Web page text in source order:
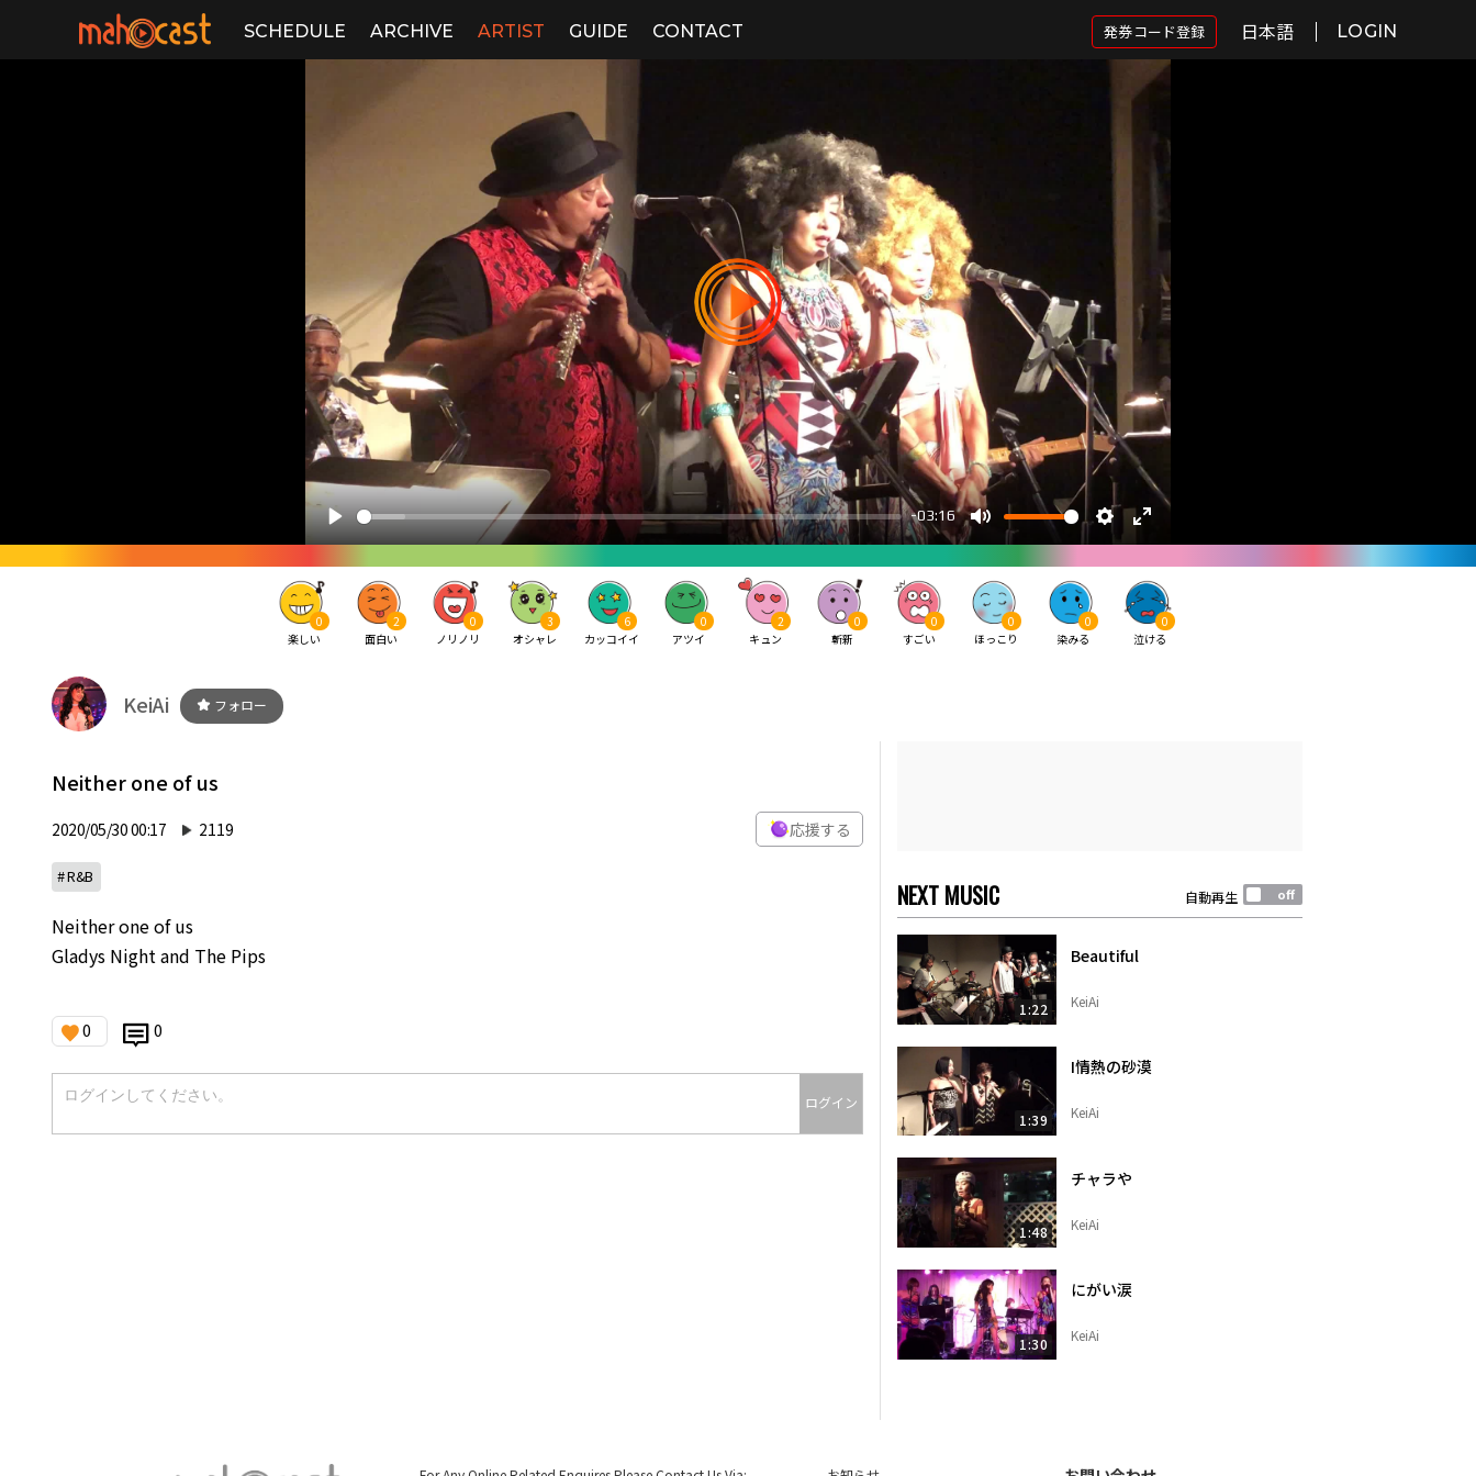
SCHEDULE ARCHIVE ARTIST GUIDE CONTACT 発券コード登録 日本語 LOGIN
0
楽しい
2
面白い
0
ノリノリ
3
オシャレ
6
カッコイイ
0
アツイ
2
キュン
0
斬新
0
すごい
0
ほっこり
0
染みる
0
泣ける
KeiAi フォロー
Neither one of us
2020/05/30 00:17 2119 応援する
# R&B
Neither one of us
Gladys Night and The Pips
0 0
ログイン
NEXT MUSIC 自動再生
1:22
Beautiful
KeiAi
1:39
I情熱の砂漠
KeiAi
1:48
チャラや
KeiAi
1:30
にがい涙
KeiAi